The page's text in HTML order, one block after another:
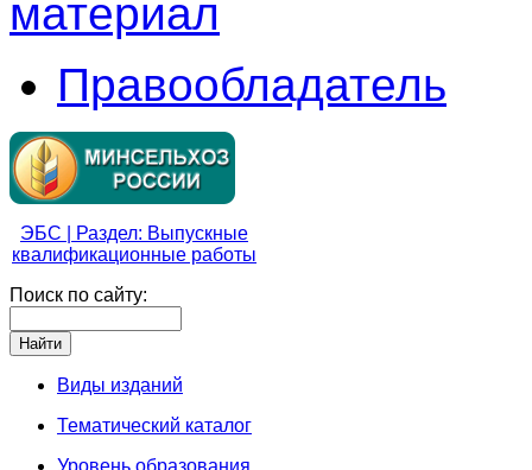
Правообладатель
ЭБС | Раздел: Выпускные
квалификационные работы
Поиск по сайту:
Виды изданий
Тематический каталог
Уровень образования